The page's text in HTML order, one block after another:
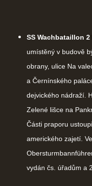
SS Wachbataillon 2
umístěný v budově
obrany, ulice Na
a Černínského
dejvického nádraží.
Zelené lišce na
Části praporu
amerického zajetí.
vydán čs. úřadům a